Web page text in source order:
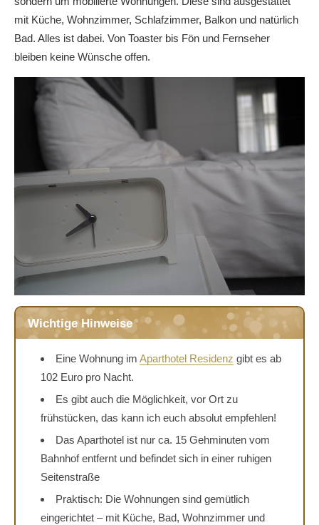
mit Küche, Wohnzimmer, Schlafzimmer, Balkon und natürlich
Bad. Alles ist dabei. Von Toaster bis Fön und Fernseher
bleiben keine Wünsche offen.
Wichtige Hinweise
Eine Wohnung im Aparthotel Residenz gibt es ab
102 Euro pro Nacht.
Es gibt auch die Möglichkeit, vor Ort zu
frühstücken, das kann ich euch absolut empfehlen!
Das Aparthotel ist nur ca. 15 Gehminuten vom
Bahnhof entfernt und befindet sich in einer ruhigen
Seitenstraße
Praktisch: Die Wohnungen sind gemütlich
eingerichtet – mit Küche, Bad, Wohnzimmer und